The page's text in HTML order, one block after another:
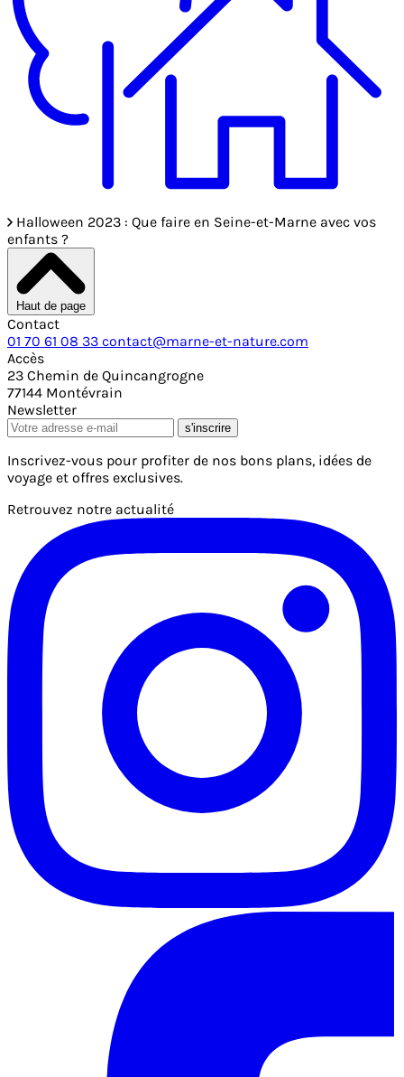
Halloween 2023 : Que faire en Seine-et-Marne avec vos
enfants ?
Haut de page
Contact
01 70 61 08 33 contact@marne-et-nature.com
Accès
23 Chemin de Quincangrogne
77144 Montévrain
Newsletter
s'inscrire
Inscrivez-vous pour profiter de nos bons plans, idées de
voyage et offres exclusives.
Retrouvez notre actualité